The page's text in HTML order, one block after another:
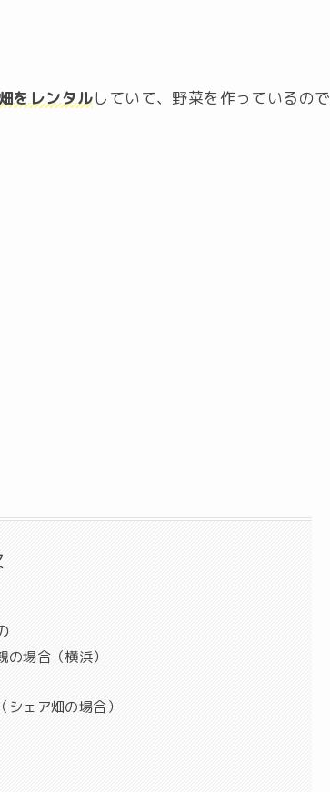
をレンタルしていて、野菜を作っているので
場合（横浜）
ェア畑の場合）